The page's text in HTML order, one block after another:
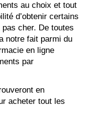
au choix et tout
d’obtenir certains
cher. De toutes
notre fait parmi du
en ligne
par
en
acheter tout les